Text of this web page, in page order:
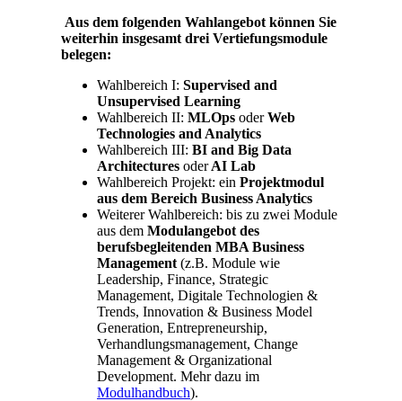
Aus dem folgenden Wahlangebot können Sie
weiterhin insgesamt drei Vertiefungsmodule
belegen:
Wahlbereich I: Supervised and
Unsupervised Learning
Wahlbereich II: MLOps oderWeb
Technologies and Analytics
Wahlbereich III: BI and Big Data
Architectures oderAI Lab
Wahlbereich Projekt: ein Projektmodul
aus dem Bereich Business Analytics
Weiterer Wahlbereich: bis zu zwei Module
aus dem Modulangebot des
berufsbegleitenden MBA Business
Management (z.B. Module wie
Leadership, Finance, Strategic
Management, Digitale Technologien &
Trends, Innovation & Business Model
Generation, Entrepreneurship,
Verhandlungsmanagement, Change
Management & Organizational
Development. Mehr dazu im
Modulhandbuch).